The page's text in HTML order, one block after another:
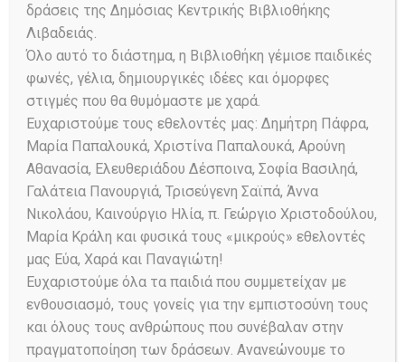
Παρουσίαση του νέου
παιδικού βιβλίου της
Κατερίνας Δημόκα
Εκδηλώσεις για παιδιά,Παρουσίαση
βιβλίου
Posted on05/12/2024
145 Views 0 Comments Share
ΔΗΜΟΣΙΑ ΚΕΝΤΡΙΚΗ ΒΙΒΛΙΟΘΗΚΗ
ΛΕΒΑΔΕΙΑΣ ΕΚΔΟΣΕΙΣ
ΕΛΛΗΝΟΕΚΔΟΤΙΚΗ 4ο ΔΗΜΟΤΙΚΟ
ΣΧΟΛΕΙΟ ΛΙΒΑΔΕΙΑΣ ΣΥΛΛΟΓΟΣ
ΓΟΝΕΩΝ…
δράσεις της Δημόσιας Κεντρικής Βιβλιοθήκης
Λιβαδειάς.
Όλο αυτό το διάστημα, η Βιβλιοθήκη γέμισε παιδικές
φωνές, γέλια, δημιουργικές ιδέες και όμορφες
στιγμές που θα θυμόμαστε με χαρά.
Ευχαριστούμε τους εθελοντές μας: Δημήτρη Πάφρα,
Μαρία Παπαλουκά, Χριστίνα Παπαλουκά, Αρούνη
Αθανασία, Ελευθεριάδου Δέσποινα, Σοφία Βασιληά,
Γαλάτεια Πανουργιά, Τρισεύγενη Σαϊπά, Άννα
Νικολάου, Καινούργιο Ηλία, π. Γεώργιο Χριστοδούλου,
Μαρία Κράλη και φυσικά τους «μικρούς» εθελοντές
μας Εύα, Χαρά και Παναγιώτη!
Ευχαριστούμε όλα τα παιδιά που συμμετείχαν με
ενθουσιασμό, τους γονείς για την εμπιστοσύνη τους
και όλους τους ανθρώπους που συνέβαλαν στην
πραγματοποίηση των δράσεων. Ανανεώνουμε το